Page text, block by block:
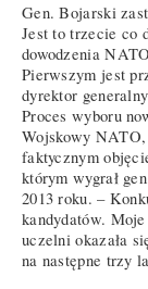
Gen. Bojarski
Jest to trzecie co
dowodzenia
Pierwszym jest
dyrektor
Proces wyboru
Wojskowy
faktycznym
którym wygrał
2013 roku. –
kandydatów.
uczelni okazała
na następne trzy